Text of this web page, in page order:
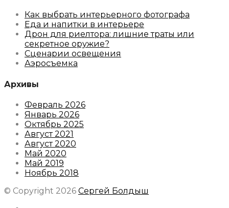
Как выбрать интерьерного фотографа
Еда и напитки в интерьере
Дрон для риелтора: лишние траты или
секретное оружие?
Сценарии освещения
Аэросъемка
Архивы
Февраль 2026
Январь 2026
Октябрь 2025
Август 2021
Август 2020
Май 2020
Май 2019
Ноябрь 2018
© Copyright 2026 Сергей Болдыш